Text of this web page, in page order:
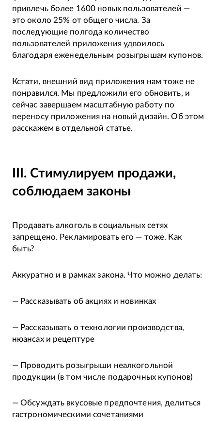
привлечь более 1600 новых пользователей —
это около 25% от общего числа. За
последующие полгода количество
пользователей приложения удвоилось
благодаря еженедельным розыгрышам купонов.
Кстати, внешний вид приложения нам тоже не
понравился. Мы предложили его обновить, и
сейчас завершаем масштабную работу по
переносу приложения на новый дизайн. Об этом
расскажем в отдельной статье.
III. Стимулируем продажи,
соблюдаем законы
Продавать алкоголь в социальных сетях
запрещено. Рекламировать его — тоже. Как
быть?
Аккуратно и в рамках закона. Что можно делать:
— Рассказывать об акциях и новинках
— Рассказывать о технологии производства,
нюансах и рецептуре
— Проводить розыгрыши неалкогольной
продукции (в том числе подарочных купонов)
— Обсуждать вкусовые предпочтения, делиться
гастрономическими сочетаниями